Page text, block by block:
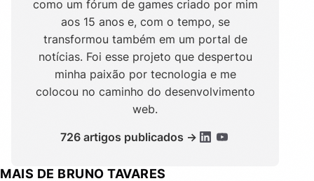
como um fórum de games criado por mim
aos 15 anos e, com o tempo, se
transformou também em um portal de
notícias. Foi esse projeto que despertou
minha paixão por tecnologia e me
colocou no caminho do desenvolvimento
web.
726 artigos publicados →
MAIS DE BRUNO TAVARES